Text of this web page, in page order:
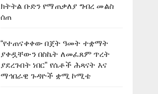
ክትትል ቡድን የማጠቃለያ ግብረ መልስ
ሰጠ
“የተጠናቀቀው በጀት ዓመት ተቋማት
ያቀዷቸውን በስኬት ለመፈጸም ጥረት
ያደረጉበት ነበር” የሴቶች ሕጻናት እና
ማኅበራዊ ጉዳዮች ቋሚ ኮሚቴ